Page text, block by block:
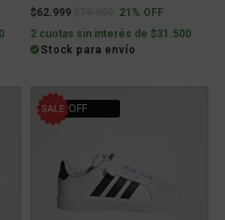
$62.999
Price reduced from
to21% OFF
2 cuotas sin interés de $31.500
Stock para envío
21% OFF